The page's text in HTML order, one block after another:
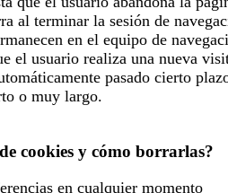
al terminar la sesión de
en el equipo de
el usuario realiza una nueva
pasado cierto
o muy largo.
cookies y cómo borrarlas?
en cualquier momento